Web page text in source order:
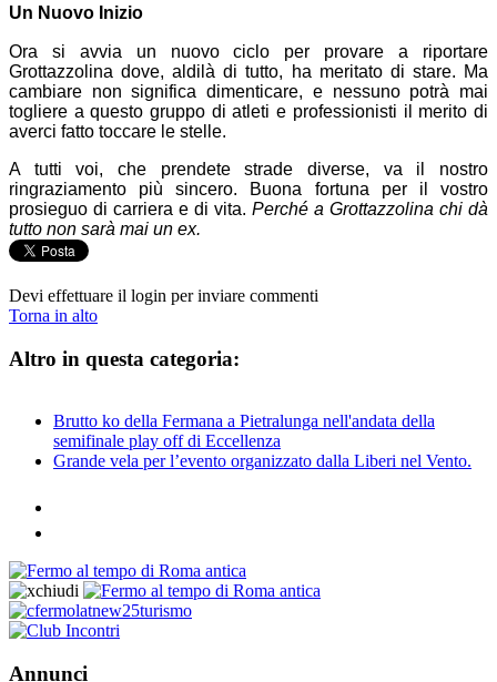
Un Nuovo Inizio
Ora si avvia un nuovo ciclo per provare a riportare
Grottazzolina dove, aldilà di tutto, ha meritato di stare. Ma
cambiare non significa dimenticare, e nessuno potrà mai
togliere a questo gruppo di atleti e professionisti il merito di
averci fatto toccare le stelle.
A tutti voi, che prendete strade diverse, va il nostro
ringraziamento più sincero. Buona fortuna per il vostro
prosieguo di carriera e di vita. Perché a Grottazzolina chi dà
tutto non sarà mai un ex.
Devi effettuare il login per inviare commenti
Torna in alto
Altro in questa categoria:
Brutto ko della Fermana a Pietralunga nell'andata della
semifinale play off di Eccellenza
Grande vela per l’evento organizzato dalla Liberi nel Vento.
Annunci